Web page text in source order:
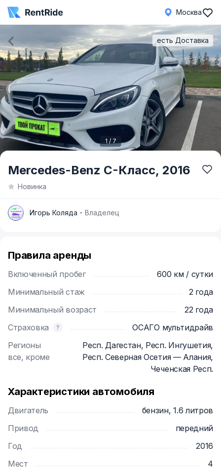
Москва
Item
1 / 7
есть Доставка
Mercedes-Benz C-Класс, 2016
Новинка
И Игорь Коляда Владелец
Правила аренды
Включенный пробег
600 км / сутки
Минимальный стаж
2 года
Минимальный возраст
22 года
Страховка
ОСАГО мультидрайв
Регионы
все, кроме
Респ. Дагестан, Респ. Ингушетия,
Респ. Северная Осетия — Алания,
Чеченская Респ.
Характеристики автомобиля
Двигатель
бензин, 1.6 литров
Привод
передний
Год
2016
Мест
4